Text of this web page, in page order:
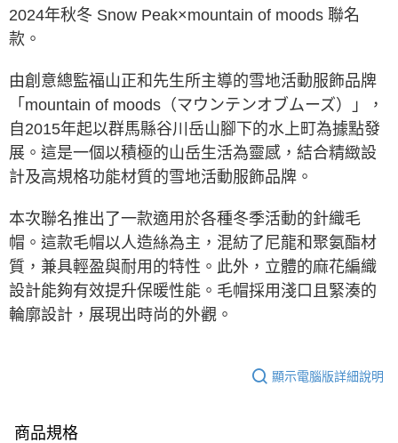
客戶支援中心」
https://netprotections.freshdesk.com/support/home
【注意事項】
權轉讓予恩沛科技股份有限公司。
２．關於個人資料處理事宜，請瀏覽以下網址：
３．未成年的使用者請事先徵得法定代理人或監護人之同意方可使用
「AFTEE先享後付」，若未經同意申辦者引起之損失，本公司不負相關責
４．使用「AFTEE先享後付」時，將依據個別帳號之用戶狀況，依本公司即
請求用戶進行身份認證。
５．嚴禁一人註冊多個帳號或使用他人資訊註冊。若發現惡意使用之情形，
恩沛科技股份有限公司將有權停止該用戶之使用額度並採取法律行動。
2024年秋冬 Snow Peak×mountain of moods 聯名
款。
由創意總監福山正和先生所主導的雪地活動服飾品牌
「mountain of moods（マウンテンオブムーズ）」，
自2015年起以群馬縣谷川岳山腳下的水上町為據點發
展。這是一個以積極的山岳生活為靈感，結合精緻設
計及高規格功能材質的雪地活動服飾品牌。
本次聯名推出了一款適用於各種冬季活動的針織毛
帽。這款毛帽以人造絲為主，混紡了尼龍和聚氨酯材
質，兼具輕盈與耐用的特性。此外，立體的麻花編織
設計能夠有效提升保暖性能。毛帽採用淺口且緊湊的
輪廓設計，展現出時尚的外觀。
顯示電腦版詳細說明
商品規格